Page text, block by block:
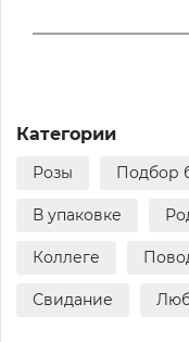
Категории
Розы Подбор
В упаковке
Коллеге
Свидание